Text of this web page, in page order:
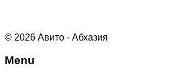
© 2026 Авито - Абхазия
Menu